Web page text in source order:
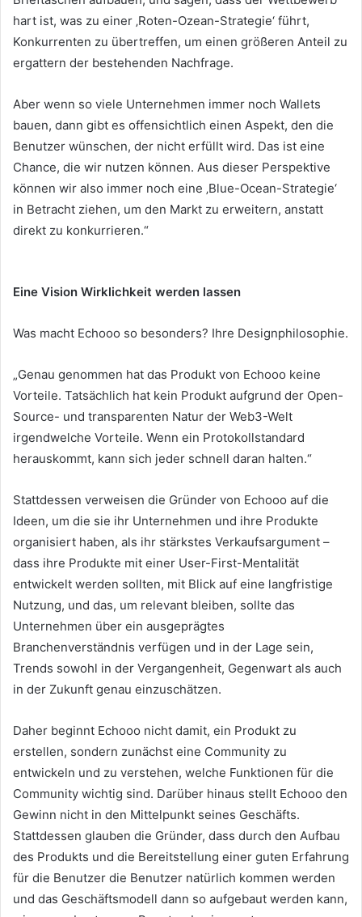
hart ist, was zu einer ‚Roten-Ozean-Strategie‘ führt,
Konkurrenten zu übertreffen, um einen größeren Anteil zu
ergattern der bestehenden Nachfrage.
Aber wenn so viele Unternehmen immer noch Wallets
bauen, dann gibt es offensichtlich einen Aspekt, den die
Benutzer wünschen, der nicht erfüllt wird. Das ist eine
Chance, die wir nutzen können. Aus dieser Perspektive
können wir also immer noch eine ‚Blue-Ocean-Strategie‘
in Betracht ziehen, um den Markt zu erweitern, anstatt
direkt zu konkurrieren.“
Eine Vision Wirklichkeit werden lassen
Was macht Echooo so besonders? Ihre Designphilosophie.
„Genau genommen hat das Produkt von Echooo keine
Vorteile. Tatsächlich hat kein Produkt aufgrund der Open-
Source- und transparenten Natur der Web3-Welt
irgendwelche Vorteile. Wenn ein Protokollstandard
herauskommt, kann sich jeder schnell daran halten.“
Stattdessen verweisen die Gründer von Echooo auf die
Ideen, um die sie ihr Unternehmen und ihre Produkte
organisiert haben, als ihr stärkstes Verkaufsargument – ​​
dass ihre Produkte mit einer User-First-Mentalität
entwickelt werden sollten, mit Blick auf eine langfristige
Nutzung, und das, um relevant bleiben, sollte das
Unternehmen über ein ausgeprägtes
Branchenverständnis verfügen und in der Lage sein,
Trends sowohl in der Vergangenheit, Gegenwart als auch
in der Zukunft genau einzuschätzen.
Daher beginnt Echooo nicht damit, ein Produkt zu
erstellen, sondern zunächst eine Community zu
entwickeln und zu verstehen, welche Funktionen für die
Community wichtig sind. Darüber hinaus stellt Echooo den
Gewinn nicht in den Mittelpunkt seines Geschäfts.
Stattdessen glauben die Gründer, dass durch den Aufbau
des Produkts und die Bereitstellung einer guten Erfahrung
für die Benutzer die Benutzer natürlich kommen werden
und das Geschäftsmodell dann so aufgebaut werden kann,